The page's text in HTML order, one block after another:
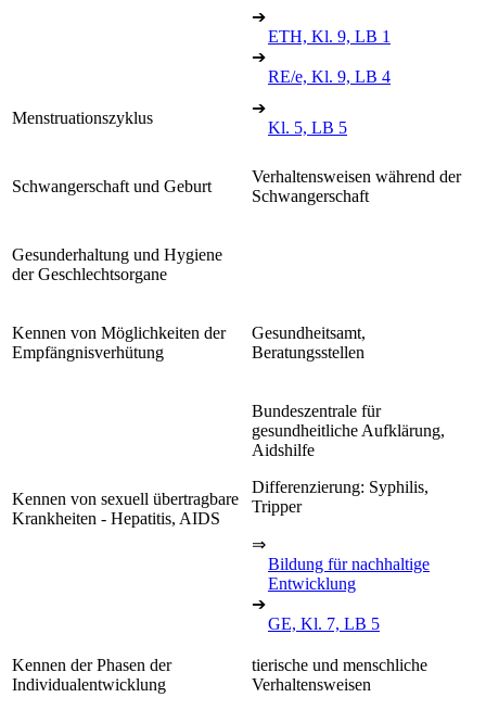
➔
ETH, Kl. 9, LB 1
➔
RE/e, Kl. 9, LB 4
Menstruationszyklus
➔
Kl. 5, LB 5
Schwangerschaft und Geburt
Verhaltensweisen während der
Schwangerschaft
Gesunderhaltung und Hygiene
der Geschlechtsorgane
Kennen von Möglichkeiten der
Empfängnisverhütung
Gesundheitsamt,
Beratungsstellen
Kennen von sexuell übertragbare
Krankheiten - Hepatitis, AIDS
Bundeszentrale für
gesundheitliche Aufklärung,
Aidshilfe
Differenzierung: Syphilis,
Tripper
⇒
Bildung für nachhaltige
Entwicklung
➔
GE, Kl. 7, LB 5
Kennen der Phasen der
Individualentwicklung
tierische und menschliche
Verhaltensweisen